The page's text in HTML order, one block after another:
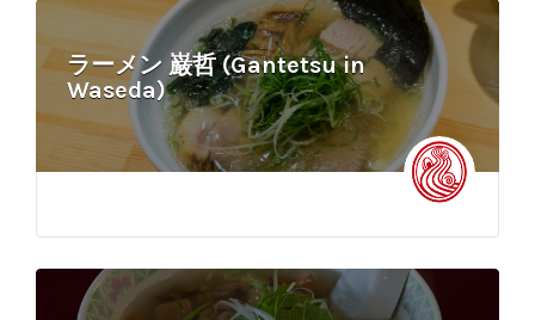
ラーメン 巌哲 (Gantetsu in
Waseda)